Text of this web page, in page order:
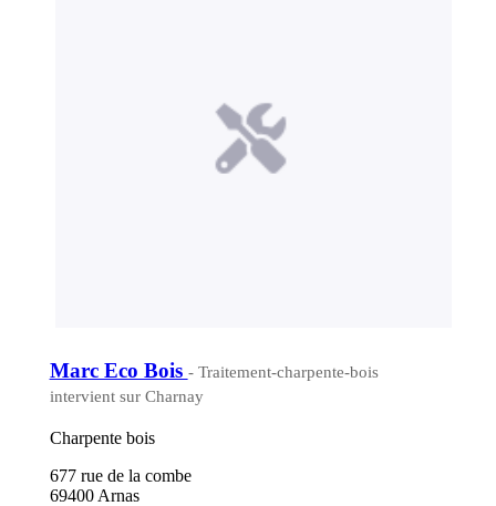
Marc Eco Bois - Traitement-charpente-bois
intervient sur Charnay
Charpente bois
677 rue de la combe
69400 Arnas